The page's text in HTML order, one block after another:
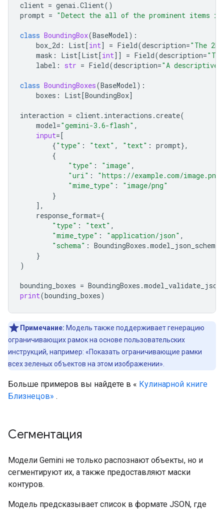
client = genai .Client()
prompt = "Detect the all of the prominent items in
class BoundingBox(BaseModel):
box_2d : List[int] = Field(description="The
mask : List[List[int]] = Field(description=
label : str = Field(description="A
class BoundingBoxes(BaseModel):
boxes : List[BoundingBox]
interaction = client. interactions .create(
model="gemini-3.6-flash" ,
input=[
{"type" : "text" , "text" : prompt},
{
"type" : "image" ,
"uri" :
"https://example.com/image.png"
"mime_type" :
"image/png"
}
],
response_format={
"type" : "text" ,
"mime_type" : "application/json" ,
"schema" : BoundingBoxes .model_json_schema
}
)
bounding_boxes = BoundingBoxes .model_validate_json
print(bounding_boxes)
Примечание: Модель также поддерживает генерацию
ограничивающих рамок на основе пользовательских
инструкций, например: «Показать ограничивающие рамки
всех зеленых объектов на этом изображении».
Больше примеров вы найдете в « Кулинарной книге
Близнецов» .
Сегментация
Модели Gemini не только распознают объекты, но и
сегментируют их, а также предоставляют маски
контуров.
Модель предсказывает список в формате JSON, где